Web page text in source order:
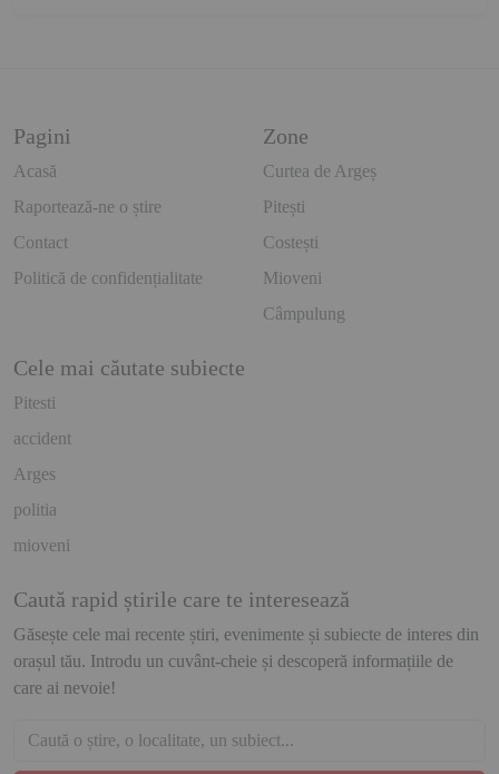
Pagini
Acasă
Raportează-ne o știre
Contact
Politică de confidențialitate
Zone
Curtea de Argeș
Pitești
Costești
Mioveni
Câmpulung
Cele mai căutate subiecte
Pitesti
accident
Arges
politia
mioveni
Caută rapid știrile care te interesează
Găsește cele mai recente știri, evenimente și subiecte de interes din
orașul tău. Introdu un cuvânt-cheie și descoperă informațiile de
care ai nevoie!